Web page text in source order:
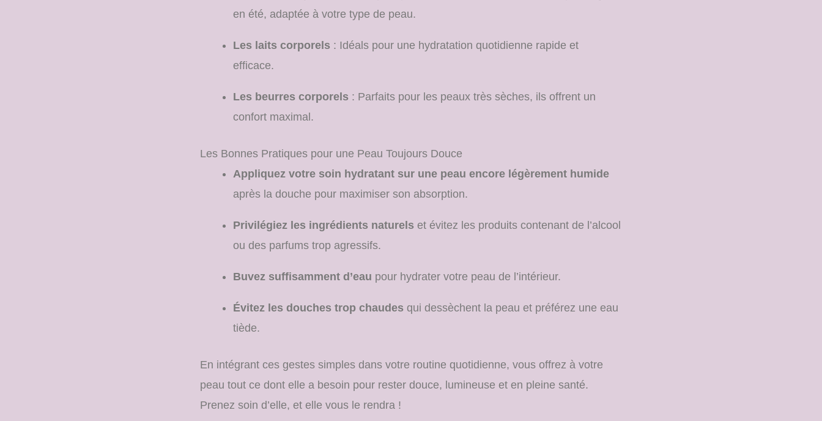
en été, adaptée à votre type de peau.
Les laits corporels : Idéals pour une hydratation quotidienne rapide et
efficace.
Les beurres corporels : Parfaits pour les peaux très sèches, ils offrent un
confort maximal.
Les Bonnes Pratiques pour une Peau Toujours Douce
Appliquez votre soin hydratant sur une peau encore légèrement humide
après la douche pour maximiser son absorption.
Privilégiez les ingrédients naturels et évitez les produits contenant de l’alcool
ou des parfums trop agressifs.
Buvez suffisamment d’eau pour hydrater votre peau de l’intérieur.
Évitez les douches trop chaudes qui dessèchent la peau et préférez une eau
tiède.
En intégrant ces gestes simples dans votre routine quotidienne, vous offrez à votre
peau tout ce dont elle a besoin pour rester douce, lumineuse et en pleine santé.
Prenez soin d’elle, et elle vous le rendra !